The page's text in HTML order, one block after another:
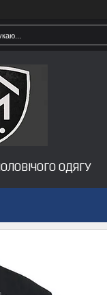
ОДЯГУ